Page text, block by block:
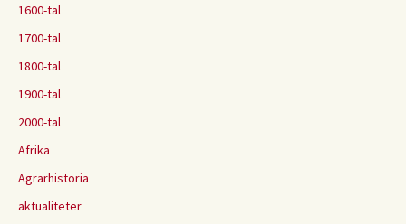
1600-tal
1700-tal
1800-tal
1900-tal
2000-tal
Afrika
Agrarhistoria
aktualiteter